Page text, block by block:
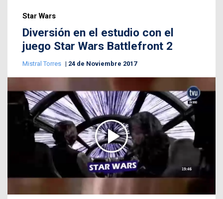
Star Wars
Diversión en el estudio con el
juego Star Wars Battlefront 2
Mistral Torres 24 de Noviembre 2017